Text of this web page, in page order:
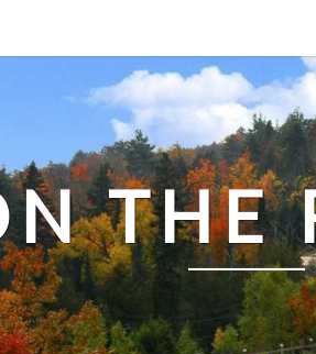
THE